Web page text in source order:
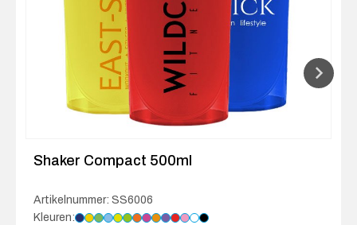
Shaker Compact 500ml
Artikelnummer: SS6006
Kleuren: